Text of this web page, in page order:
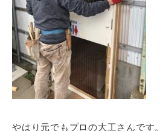
やはり元でもプロの大工さんです。